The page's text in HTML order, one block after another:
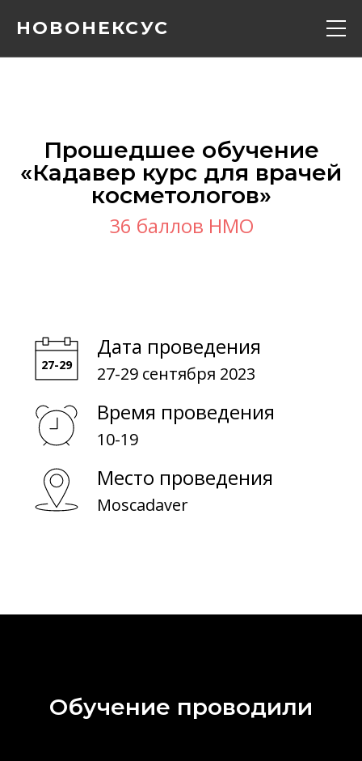
НОВОНЕКСУС
Расписание
О биоматериалах
Прошедшее обучение
«‎Кадавер курс для врачей
косметологов»‎
36 баллов НМО
Дата проведения
27-29 сентября 2023
Время проведения
10-19
Место проведения
Moscadaver
Обучение проводили